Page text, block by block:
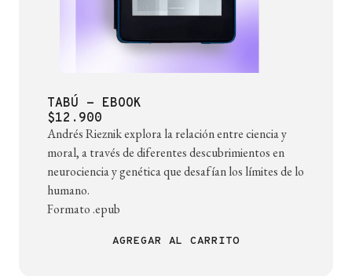
TABÚ - EBOOK
$12.900
Andrés Rieznik explora la relación entre ciencia y
moral, a través de diferentes descubrimientos en
neurociencia y genética que desafían los límites de lo
humano.
Formato .epub
AGREGAR AL CARRITO